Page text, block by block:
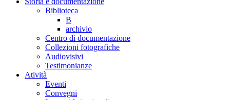
Biblioteca
B
archivio
Centro di documentazione
Collezioni fotografiche
Audiovisivi
Testimonianze
Atività
Eventi
Convegni